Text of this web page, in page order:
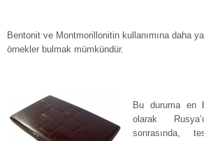
Bentonit ve Montmorillonitin kullanımına daha
örnekler bulmak mümkündür.
Bu duruma en
olarak
sonrasında,